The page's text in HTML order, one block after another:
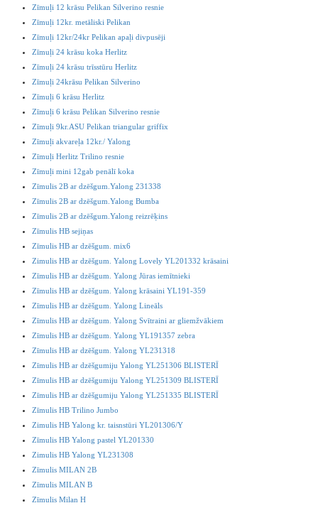
Zīmuļi 12 krāsu Pelikan Silverino resnie
Zīmuļi 12kr. metāliski Pelikan
Zīmuļi 12kr/24kr Pelikan apaļi divpusēji
Zīmuļi 24 krāsu koka Herlitz
Zīmuļi 24 krāsu trīsstūru Herlitz
Zīmuļi 24krāsu Pelikan Silverino
Zīmuļi 6 krāsu Herlitz
Zīmuļi 6 krāsu Pelikan Silverino resnie
Zīmuļi 9kr.ASU Pelikan triangular griffix
Zīmuļi akvareļa 12kr./ Yalong
Zīmuļi Herlitz Trilino resnie
Zīmuļi mini 12gab penālī koka
Zīmulis 2B ar dzēšgum.Yalong 231338
Zīmulis 2B ar dzēšgum.Yalong Bumba
Zīmulis 2B ar dzēšgum.Yalong reizrēķins
Zīmulis HB sejiņas
Zīmulis HB ar dzēšgum. mix6
Zimulis HB ar dzēšgum. Yalong Lovely YL201332 krāsaini
Zīmulis HB ar dzēšgum. Yalong Jūras iemītnieki
Zīmulis HB ar dzēšgum. Yalong krāsaini YL191-359
Zīmulis HB ar dzēšgum. Yalong Lineāls
Zīmulis HB ar dzēšgum. Yalong Svītraini ar gliemžvākiem
Zīmulis HB ar dzēšgum. Yalong YL191357 zebra
Zīmulis HB ar dzēšgum. Yalong YL231318
Zīmulis HB ar dzēšgumiju Yalong YL251306 BLISTERĪ
Zīmulis HB ar dzēšgumiju Yalong YL251309 BLISTERĪ
Zīmulis HB ar dzēšgumiju Yalong YL251335 BLISTERĪ
Zīmulis HB Trilino Jumbo
Zimulis HB Yalong kr. taisnstūri YL201306/Y
Zīmulis HB Yalong pastel YL201330
Zimulis HB Yalong YL231308
Zīmulis MILAN 2B
Zīmulis MILAN B
Zīmulis Milan H